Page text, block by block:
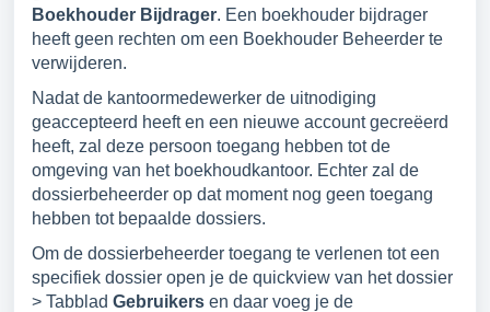
Boekhouder Bijdrager. Een boekhouder bijdrager
heeft geen rechten om een Boekhouder Beheerder te
verwijderen.
Nadat de kantoormedewerker de uitnodiging
geaccepteerd heeft en een nieuwe account gecreëerd
heeft, zal deze persoon toegang hebben tot de
omgeving van het boekhoudkantoor. Echter zal de
dossierbeheerder op dat moment nog geen toegang
hebben tot bepaalde dossiers.
Om de dossierbeheerder toegang te verlenen tot een
specifiek dossier open je de quickview van het dossier
> Tabblad Gebruikers en daar voeg je de